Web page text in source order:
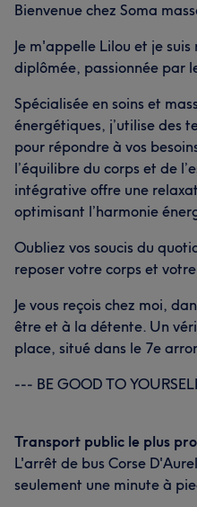
Bienvenue chez Soma
Je m'appelle Lilou et je
diplômée, passionnée par
Spécialisée en soins et
énergétiques, j’utilise des
pour répondre à vos
l’équilibre du corps et de
intégrative offre une
optimisant l’harmonie
Oubliez vos soucis du
reposer votre corps et
Je vous reçois chez moi,
être et à la détente. Un
place, situé dans le 7e
--- BE GOOD TO
Transport public le plus
L'arrêt de bus Corse
seulement une minute à